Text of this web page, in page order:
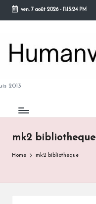
Skip
content
ven. 7 août 2026- 11:15:25 PM
2013
mk2 bibliotheque
Home mk2 bibliotheque